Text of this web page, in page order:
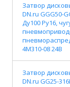
Затвор
DN.ru GGG50-
Ду100 Ру16,
4M310-08 24В
Затвор
DN.ru GG25-